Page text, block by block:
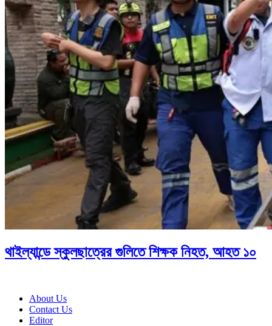
থাইল্যান্ডে স্কুলছাত্রের গুলিতে শিক্ষক নিহত, আহত ১০
About Us
Contact Us
Editor